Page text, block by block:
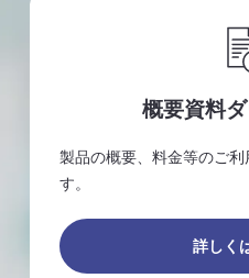
概要資料
製品の概要、料金等のご
す。
詳しく